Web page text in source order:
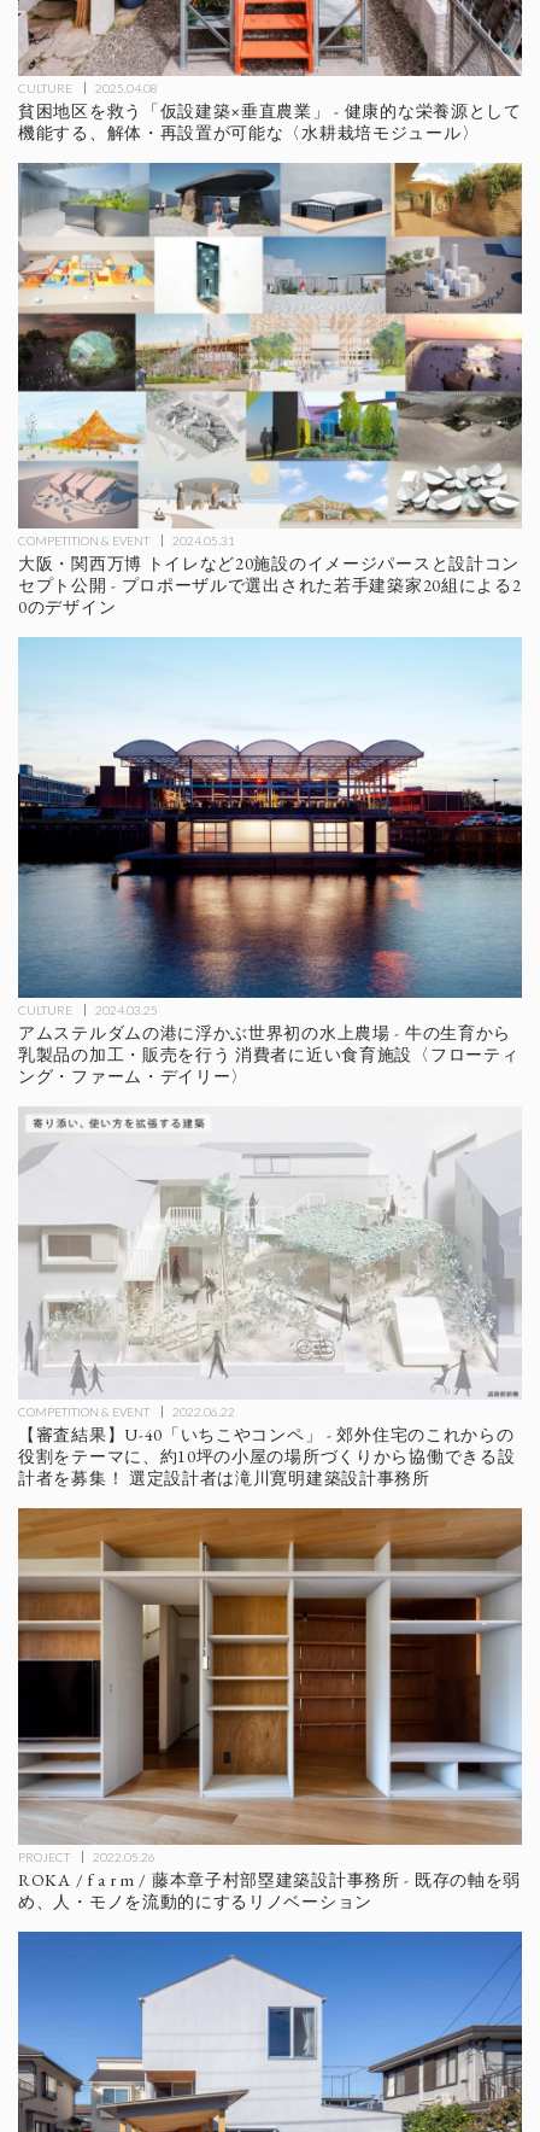
CULTURE 2025.04.08
貧困地区を救う「仮設建築×垂直農業」 - 健康的な栄養源として
機能する、解体・再設置が可能な〈水耕栽培モジュール〉
COMPETITION & EVENT 2024.05.31
大阪・関西万博 トイレなど20施設のイメージパースと設計コン
セプト公開 - プロポーザルで選出された若手建築家20組による2
0のデザイン
CULTURE 2024.03.25
アムステルダムの港に浮かぶ世界初の水上農場 - 牛の生育から
乳製品の加工・販売を行う 消費者に近い食育施設〈フローティ
ング・ファーム・デイリー〉
COMPETITION & EVENT 2022.06.22
【審査結果】U-40「いちこやコンペ」 - 郊外住宅のこれからの
役割をテーマに、約10坪の小屋の場所づくりから協働できる設
計者を募集！ 選定設計者は滝川寛明建築設計事務所
PROJECT 2022.05.26
ROKA / f a r m / 藤本章子村部塁建築設計事務所 - 既存の軸を弱
め、人・モノを流動的にするリノベーション